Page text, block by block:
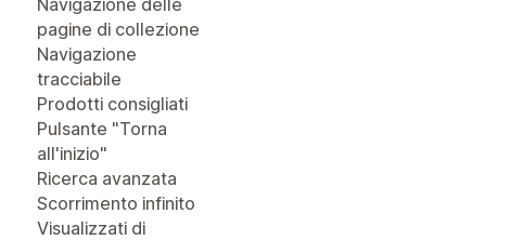
Navigazione delle
pagine di collezione
Navigazione
tracciabile
Prodotti consigliati
Pulsante "Torna
all'inizio"
Ricerca avanzata
Scorrimento infinito
Visualizzati di